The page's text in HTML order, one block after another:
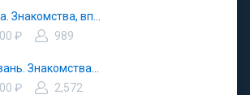
₽
989
₽
2,572